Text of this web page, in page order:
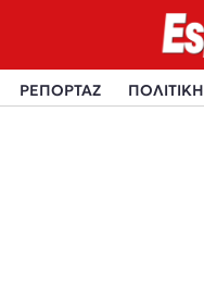
ΡΕΠΟΡΤΑΖ ΠΟΛΙΤΙΚΗ